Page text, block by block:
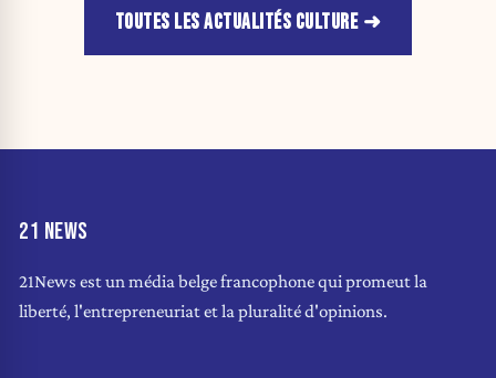
TOUTES LES ACTUALITÉS CULTURE
21 NEWS
21News est un média belge francophone qui promeut la
liberté, l'entrepreneuriat et la pluralité d'opinions.